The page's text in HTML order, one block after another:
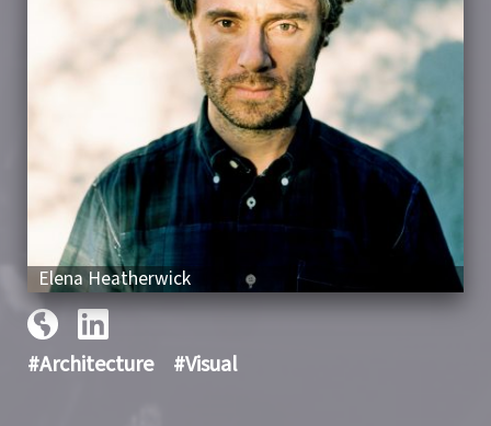
Elena Heatherwick
#Architecture #Visual